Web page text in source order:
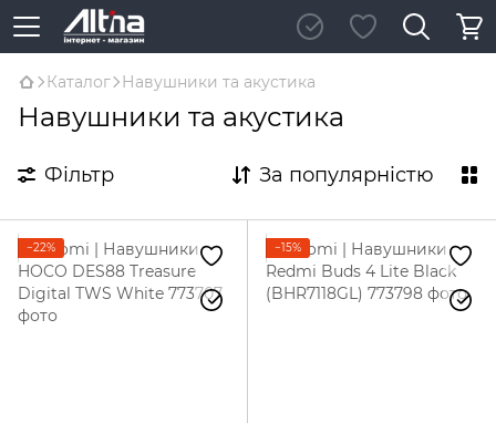
Каталог Навушники та акустика
Навушники та акустика
Фільтр За популярністю
−22% −15%